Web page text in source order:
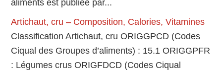
aliments est publiée par...
Artichaut, cru – Composition, Calories, Vitamines
Classification Artichaut, cru ORIGGPCD (Codes
Ciqual des Groupes d’aliments) : 15.1 ORIGGPFR
: Légumes crus ORIGFDCD (Codes Ciqual